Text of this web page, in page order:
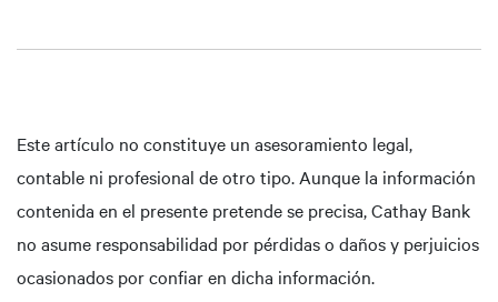
Este artículo no constituye un asesoramiento legal,
contable ni profesional de otro tipo. Aunque la información
contenida en el presente pretende se precisa, Cathay Bank
no asume responsabilidad por pérdidas o daños y perjuicios
ocasionados por confiar en dicha información.